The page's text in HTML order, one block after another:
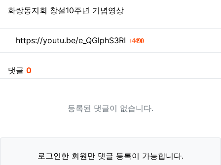
화랑동지회 창설10주년 기념영상
관련자료
https://youtu.be/e_QGlphS3RI 4490회 연결
댓글 0
등록된 댓글이 없습니다.
로그인한 회원만 댓글 등록이 가능합니다.